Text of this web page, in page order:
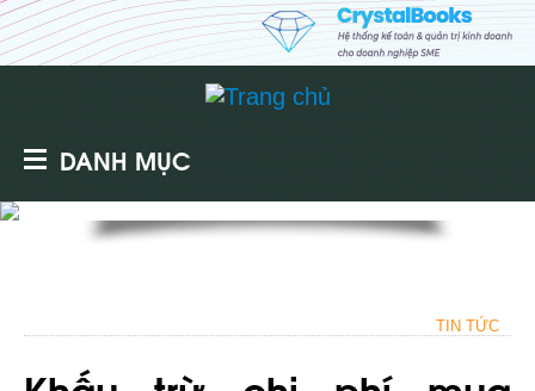
DANH MỤC
TIN TỨC